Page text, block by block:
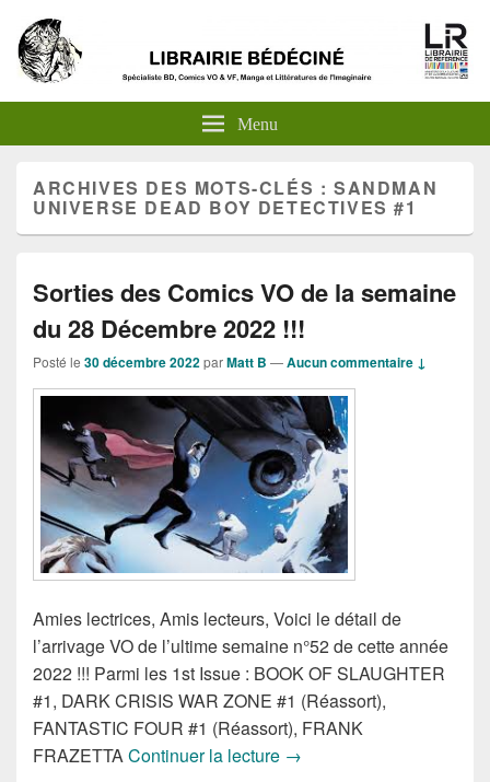
Menu
ARCHIVES DES MOTS-CLÉS :SANDMAN
UNIVERSE DEAD BOY DETECTIVES #1
Sorties des Comics VO de la semaine
du 28 Décembre 2022 !!!
Posté le 30 décembre 2022parMatt B —Aucun commentaire ↓
Amies lectrices, Amis lecteurs, Voici le détail de
l’arrivage VO de l’ultime semaine n°52 de cette année
2022 !!! Parmi les 1st Issue : BOOK OF SLAUGHTER
#1, DARK CRISIS WAR ZONE #1 (Réassort),
FANTASTIC FOUR #1 (Réassort), FRANK
FRAZETTAContinuer la lecture Sorties des Comics VO
→